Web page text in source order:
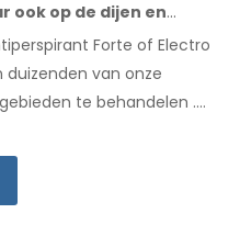
ook op de dijen en
Forte of Electro
duizenden van onze
gebieden te behandelen .